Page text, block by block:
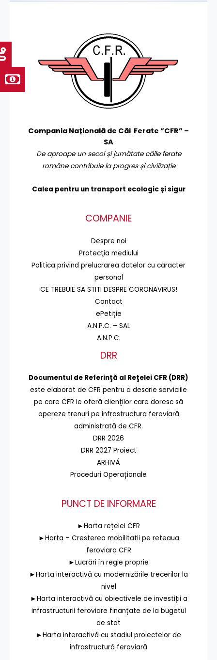
Compania Națională de Căi Ferate ”CFR” –
SA
De aproape un secol și jumătate căile ferate
române contribuie la progres și civilizație
Calea pentru un transport ecologic și sigur
COMPANIE
Despre noi
Protecţia mediului
Politica privind prelucrarea datelor cu caracter
personal
CE TREBUIE SA STITI DESPRE CORONAVIRUS!
Contact
ePetiție
A.N.P.C. – SAL
A.N.P.C.
DRR
Documentul de Referinţă al Reţelei CFR (DRR)
este elaborat de CFR pentru a descrie serviciile
pe care CFR le oferă clienţilor care doresc să
opereze trenuri pe infrastructura feroviară
administrată de CFR.
DRR 2026
DRR 2027 Proiect
ARHIVĂ
Proceduri Operaționale
PUNCT DE INFORMARE
►Harta rețelei CFR
►Harta – Cresterea mobilitatii pe reteaua
feroviara CFR
►Lucrări în regie proprie
►Harta interactivă cu modernizările trecerilor la
nivel
►Harta interactivă cu obiectivele de investiții a
infrastructurii feroviare finanțate de la bugetul
de stat
►Harta interactivă cu stadiul proiectelor de
infrastructură feroviară